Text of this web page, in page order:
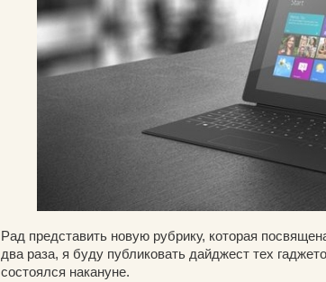
Рад представить новую рубрику, которая
два раза, я буду публиковать дайджест тех
состоялся накануне.